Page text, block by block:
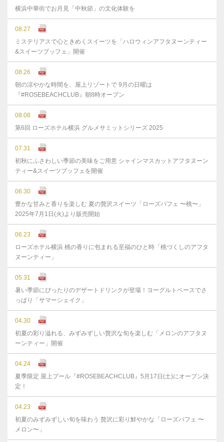
横浜中華街でお月見「中秋節」の文化体験を
08.27
ミステリアスで心ときめくスイーツを「ハロウィンアフタヌーンティー
&スイーツブッフェ」開催
08.26
朝の涼やかな時間を、屋上リゾートで 9月の日曜は
『#ROSEBEACHCLUB』朝8時オープン
08.08
第6回 ローズホテル横浜 グルメサミットシリーズ 2025
07.31
初秋にふさわしい季節の美味をご用意 シャインマスカットアフタヌーン
ティー&スイーツブッフェを開催
06.30
豊かな⽢みと⾹りを楽しむ 夏の贅沢スイーツ「ローズパフェ 〜桃〜」
2025年7⽉1⽇(⽕)より販売開始
06.23
ローズホテル横浜 桃の香りに包まれる至福のひと時「桃づくしのアフタ
ヌーンティー」
05.31
暑い季節にぴったりのデザートドリンクが登場！ヨーグルトベースでさ
っぱり「サマーシェイク」
04.30
初夏の彩り溢れる、みずみずしい贅沢な旬を楽しむ「メロンのアフタヌ
ーンティー」開催
04.24
夏季限定 屋上プール『#ROSEBEACHCLUB』5月17日(土)にオープン決
定！
04.23
初夏のみずみずしい旬を味わう 贅沢に彩り鮮やかな「ローズパフェ 〜
メロン〜」